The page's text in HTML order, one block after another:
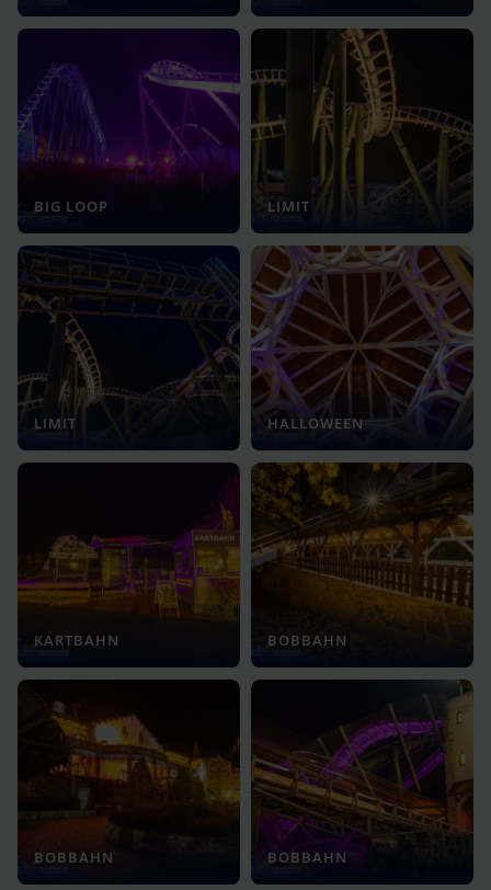
BIG LOOP LIMIT
LIMIT HALLOWEEN
KARTBAHN BOBBAHN
BOBBAHN BOBBAHN